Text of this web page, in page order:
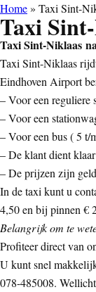
Home» Taxi Sint-
Taxi
Taxi Sint-Niklaas
Taxi Sint-Niklaas
Eindhoven Airport
– Voor een reguliere
– Voor een
– Voor een bus ( 5 t/
– De klant dient
– De prijzen zijn
In de taxi kunt u
4,50 en bij pinnen €
Belangrijk om te
Profiteer direct van
U kunt snel
078-485008.